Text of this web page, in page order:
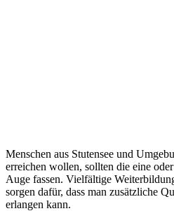
Menschen aus Stutensee und
erreichen wollen, sollten die eine
Auge fassen. Vielfältige
sorgen dafür, dass man zusätzliche
erlangen kann.